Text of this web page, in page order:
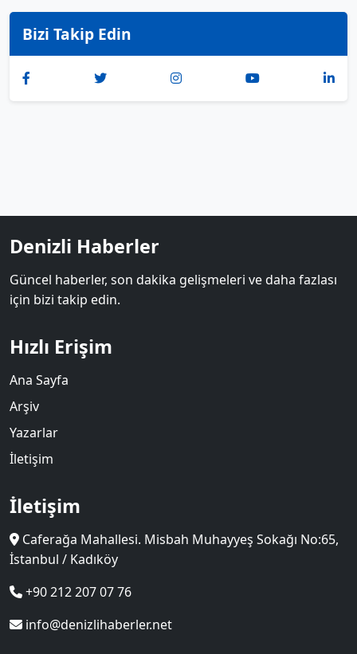
Bizi Takip Edin
Denizli Haberler
Güncel haberler, son dakika gelişmeleri ve daha fazlası
için bizi takip edin.
Hızlı Erişim
Ana Sayfa
Arşiv
Yazarlar
İletişim
İletişim
Caferağa Mahallesi. Misbah Muhayyeş Sokağı No:65,
İstanbul / Kadıköy
+90 212 207 07 76
info@denizlihaberler.net